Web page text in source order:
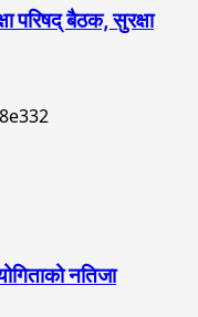
परिषद् बैठक, सुरक्षा
नतिजा